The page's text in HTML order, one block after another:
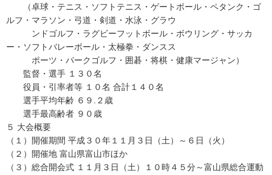
（卓球・テニス・ソフトテニス・ゲートボール・ペタンク・ゴ
ルフ・マラソン・弓道・剣道・水泳・グラウ
ンドゴルフ・ラグビーフットボール・ボウリング・サッカ
ー・ソフトバレーボール・太極拳・ダンスス
ポーツ・パークゴルフ・囲碁・将棋・健康マージャン）
監督・選手 １３０名
役員・引率者等 １０名 合計１４０名
選手平均年齢 ６９.２歳
選手最高齢者 ９０歳
５ 大会概要
（１）開催期間 平成３０年１１月３日（土）～６日（火）
（２）開催地 富山県富山市ほか
（３）総合開会式 １１月３日（土）１０時４５分～富山県総合運動